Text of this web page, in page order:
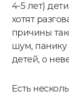
4-5 лет)
хотят
причины
шум, панику
детей, о
Есть